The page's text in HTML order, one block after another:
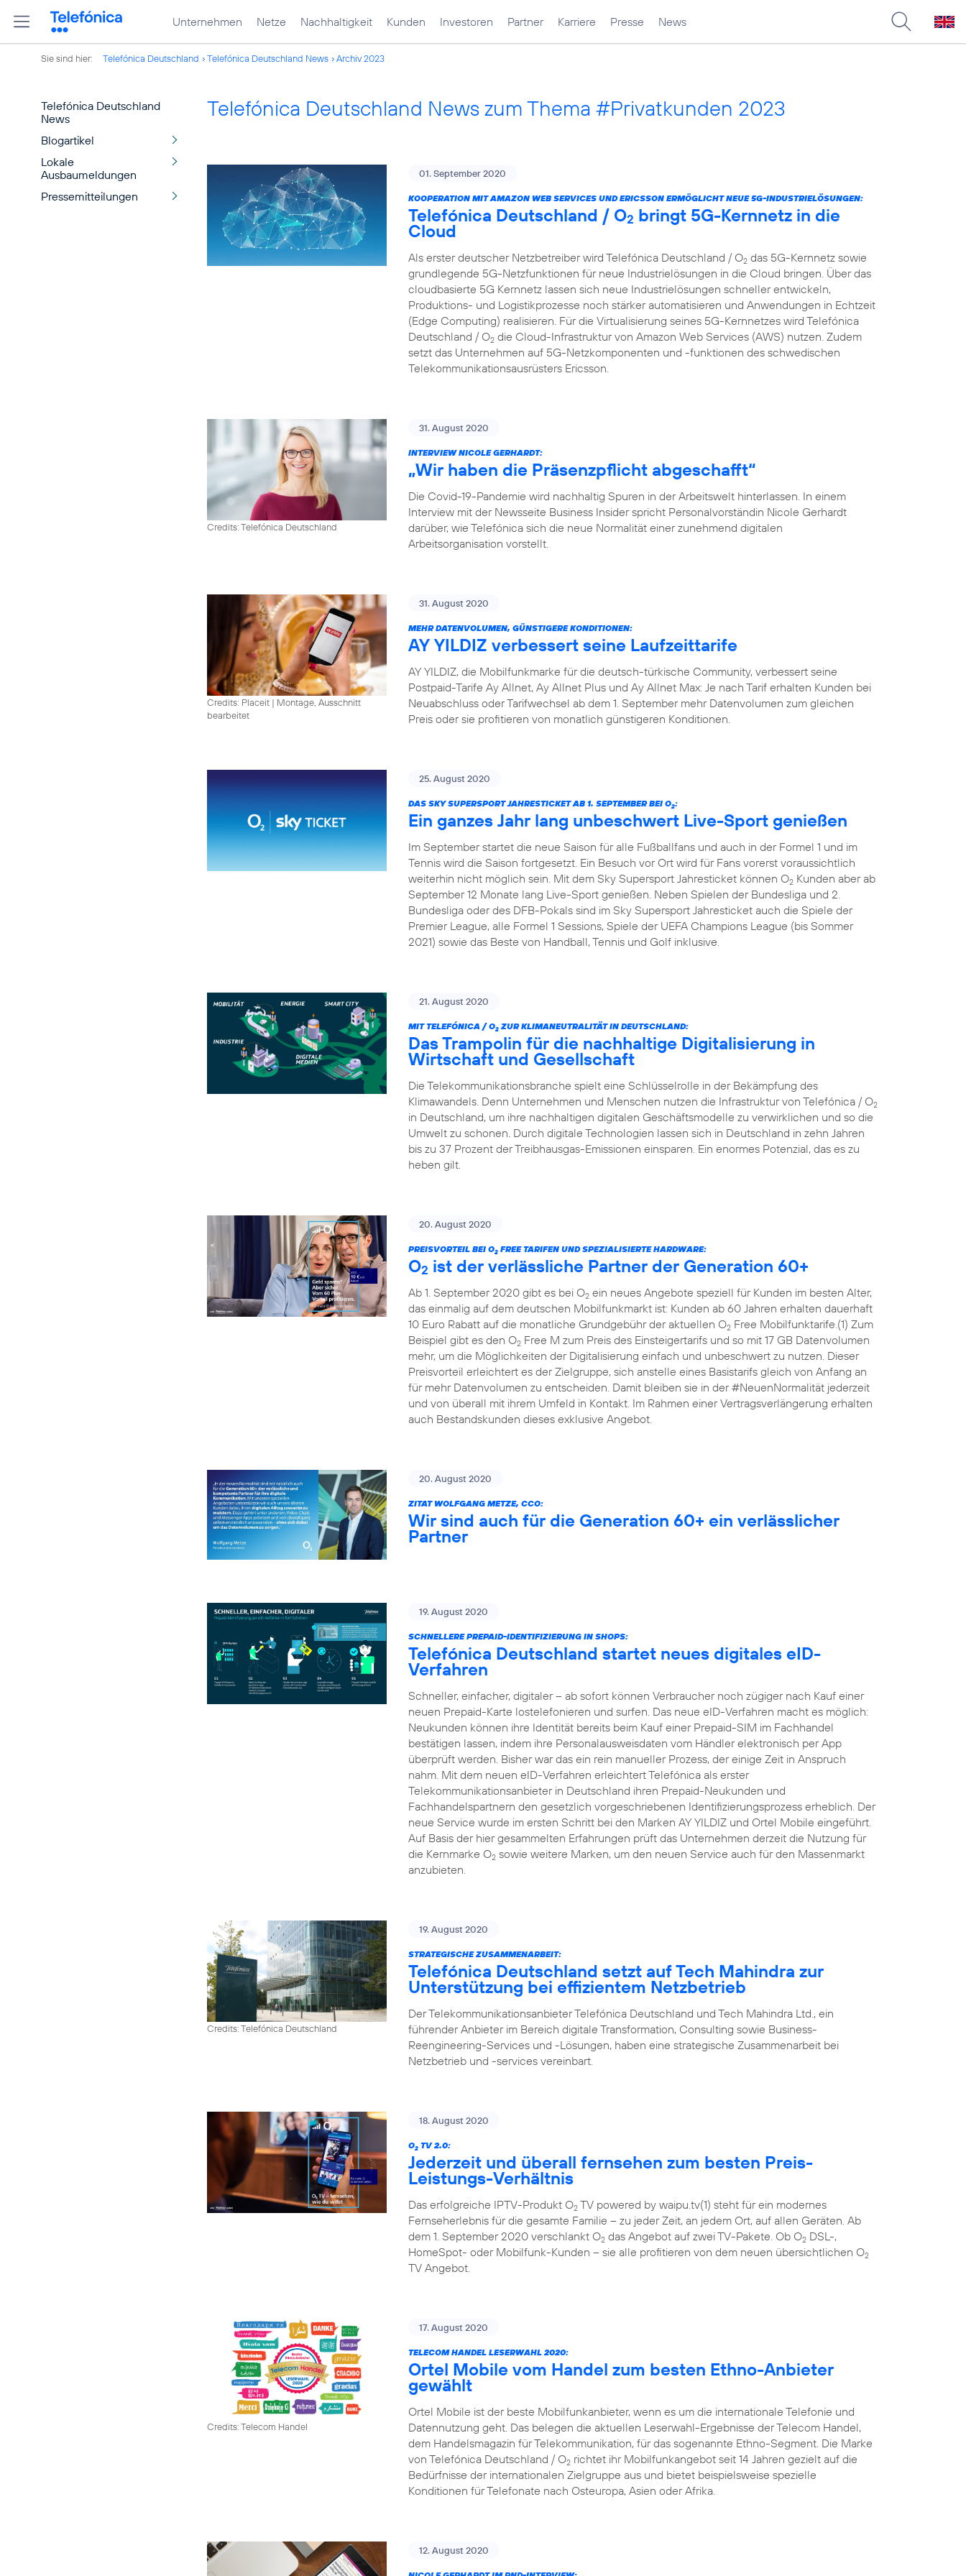
Unternehmen Netze Nachhaltigkeit Kunden Investoren Partner Karriere Presse News
Sie sind hier: Telefónica Deutschland Telefónica Deutschland News Archiv 2023
Telefónica Deutschland
News
Blogartikel
Lokale
Ausbaumeldungen
Pressemitteilungen
Telefónica Deutschland News zum Thema #Privatkunden 2023
01. September 2020
KOOPERATION MIT AMAZON WEB SERVICES UND ERICSSON ERMÖGLICHT NEUE 5G-INDUSTRIELÖSUNGEN:
Telefónica Deutschland / O2 bringt 5G-Kernnetz in die
Cloud
Als erster deutscher Netzbetreiber wird Telefónica Deutschland / O2 das 5G-Kernnetz sowie
grundlegende 5G-Netzfunktionen für neue Industrielösungen in die Cloud bringen. Über das
cloudbasierte 5G Kernnetz lassen sich neue Industrielösungen schneller entwickeln,
Produktions- und Logistikprozesse noch stärker automatisieren und Anwendungen in Echtzeit
(Edge Computing) realisieren. Für die Virtualisierung seines 5G-Kernnetzes wird Telefónica
Deutschland / O2 die Cloud-Infrastruktur von Amazon Web Services (AWS) nutzen. Zudem
setzt das Unternehmen auf 5G-Netzkomponenten und -funktionen des schwedischen
Telekommunikationsausrüsters Ericsson.
Credits: Telefónica Deutschland
31. August 2020
INTERVIEW NICOLE GERHARDT:
„Wir haben die Präsenzpflicht abgeschafft“
Die Covid-19-Pandemie wird nachhaltig Spuren in der Arbeitswelt hinterlassen. In einem
Interview mit der Newsseite Business Insider spricht Personalvorständin Nicole Gerhardt
darüber, wie Telefónica sich die neue Normalität einer zunehmend digitalen
Arbeitsorganisation vorstellt.
Credits: Placeit | Montage, Ausschnitt
bearbeitet
31. August 2020
MEHR DATENVOLUMEN, GÜNSTIGERE KONDITIONEN:
AY YILDIZ verbessert seine Laufzeittarife
AY YILDIZ, die Mobilfunkmarke für die deutsch-türkische Community, verbessert seine
Postpaid-Tarife Ay Allnet, Ay Allnet Plus und Ay Allnet Max: Je nach Tarif erhalten Kunden bei
Neuabschluss oder Tarifwechsel ab dem 1. September mehr Datenvolumen zum gleichen
Preis oder sie profitieren von monatlich günstigeren Konditionen.
25. August 2020
DAS SKY SUPERSPORT JAHRESTICKET AB 1. SEPTEMBER BEI O2:
Ein ganzes Jahr lang unbeschwert Live-Sport genießen
Im September startet die neue Saison für alle Fußballfans und auch in der Formel 1 und im
Tennis wird die Saison fortgesetzt. Ein Besuch vor Ort wird für Fans vorerst voraussichtlich
weiterhin nicht möglich sein. Mit dem Sky Supersport Jahresticket können O2 Kunden aber ab
September 12 Monate lang Live-Sport genießen. Neben Spielen der Bundesliga und 2.
Bundesliga oder des DFB-Pokals sind im Sky Supersport Jahresticket auch die Spiele der
Premier League, alle Formel 1 Sessions, Spiele der UEFA Champions League (bis Sommer
2021) sowie das Beste von Handball, Tennis und Golf inklusive.
21. August 2020
MIT TELEFÓNICA / O2 ZUR KLIMANEUTRALITÄT IN DEUTSCHLAND:
Das Trampolin für die nachhaltige Digitalisierung in
Wirtschaft und Gesellschaft
Die Telekommunikationsbranche spielt eine Schlüsselrolle in der Bekämpfung des
Klimawandels. Denn Unternehmen und Menschen nutzen die Infrastruktur von Telefónica / O2
in Deutschland, um ihre nachhaltigen digitalen Geschäftsmodelle zu verwirklichen und so die
Umwelt zu schonen. Durch digitale Technologien lassen sich in Deutschland in zehn Jahren
bis zu 37 Prozent der Treibhausgas-Emissionen einsparen. Ein enormes Potenzial, das es zu
heben gilt.
20. August 2020
PREISVORTEIL BEI O2 FREE TARIFEN UND SPEZIALISIERTE HARDWARE:
O2 ist der verlässliche Partner der Generation 60+
Ab 1. September 2020 gibt es bei O2 ein neues Angebote speziell für Kunden im besten Alter,
das einmalig auf dem deutschen Mobilfunkmarkt ist: Kunden ab 60 Jahren erhalten dauerhaft
10 Euro Rabatt auf die monatliche Grundgebühr der aktuellen O2 Free Mobilfunktarife.(1) Zum
Beispiel gibt es den O2 Free M zum Preis des Einsteigertarifs und so mit 17 GB Datenvolumen
mehr, um die Möglichkeiten der Digitalisierung einfach und unbeschwert zu nutzen. Dieser
Preisvorteil erleichtert es der Zielgruppe, sich anstelle eines Basistarifs gleich von Anfang an
für mehr Datenvolumen zu entscheiden. Damit bleiben sie in der #NeuenNormalität jederzeit
und von überall mit ihrem Umfeld in Kontakt. Im Rahmen einer Vertragsverlängerung erhalten
auch Bestandskunden dieses exklusive Angebot.
20. August 2020
ZITAT WOLFGANG METZE, CCO:
Wir sind auch für die Generation 60+ ein verlässlicher
Partner
19. August 2020
SCHNELLERE PREPAID-IDENTIFIZIERUNG IN SHOPS:
Telefónica Deutschland startet neues digitales eID-
Verfahren
Schneller, einfacher, digitaler – ab sofort können Verbraucher noch zügiger nach Kauf einer
neuen Prepaid-Karte lostelefonieren und surfen. Das neue eID-Verfahren macht es möglich:
Neukunden können ihre Identität bereits beim Kauf einer Prepaid-SIM im Fachhandel
bestätigen lassen, indem ihre Personalausweisdaten vom Händler elektronisch per App
überprüft werden. Bisher war das ein rein manueller Prozess, der einige Zeit in Anspruch
nahm. Mit dem neuen eID-Verfahren erleichtert Telefónica als erster
Telekommunikationsanbieter in Deutschland ihren Prepaid-Neukunden und
Fachhandelspartnern den gesetzlich vorgeschriebenen Identifizierungsprozess erheblich. Der
neue Service wurde im ersten Schritt bei den Marken AY YILDIZ und Ortel Mobile eingeführt.
Auf Basis der hier gesammelten Erfahrungen prüft das Unternehmen derzeit die Nutzung für
die Kernmarke O2 sowie weitere Marken, um den neuen Service auch für den Massenmarkt
anzubieten.
Credits: Telefónica Deutschland
19. August 2020
STRATEGISCHE ZUSAMMENARBEIT:
Telefónica Deutschland setzt auf Tech Mahindra zur
Unterstützung bei effizientem Netzbetrieb
Der Telekommunikationsanbieter Telefónica Deutschland und Tech Mahindra Ltd., ein
führender Anbieter im Bereich digitale Transformation, Consulting sowie Business-
Reengineering-Services und -Lösungen, haben eine strategische Zusammenarbeit bei
Netzbetrieb und -services vereinbart.
18. August 2020
O2 TV 2.0:
Jederzeit und überall fernsehen zum besten Preis-
Leistungs-Verhältnis
Das erfolgreiche IPTV-Produkt O2 TV powered by waipu.tv(1) steht für ein modernes
Fernseherlebnis für die gesamte Familie – zu jeder Zeit, an jedem Ort, auf allen Geräten. Ab
dem 1. September 2020 verschlankt O2 das Angebot auf zwei TV-Pakete. Ob O2 DSL-,
HomeSpot- oder Mobilfunk-Kunden – sie alle profitieren von dem neuen übersichtlichen O2
TV Angebot.
Credits: Telecom Handel
17. August 2020
TELECOM HANDEL LESERWAHL 2020:
Ortel Mobile vom Handel zum besten Ethno-Anbieter
gewählt
Ortel Mobile ist der beste Mobilfunkanbieter, wenn es um die internationale Telefonie und
Datennutzung geht. Das belegen die aktuellen Leserwahl-Ergebnisse der Telecom Handel,
dem Handelsmagazin für Telekommunikation, für das sogenannte Ethno-Segment. Die Marke
von Telefónica Deutschland / O2 richtet ihr Mobilfunkangebot seit 14 Jahren gezielt auf die
Bedürfnisse der internationalen Zielgruppe aus und bietet beispielsweise spezielle
Konditionen für Telefonate nach Osteuropa, Asien oder Afrika.
12. August 2020